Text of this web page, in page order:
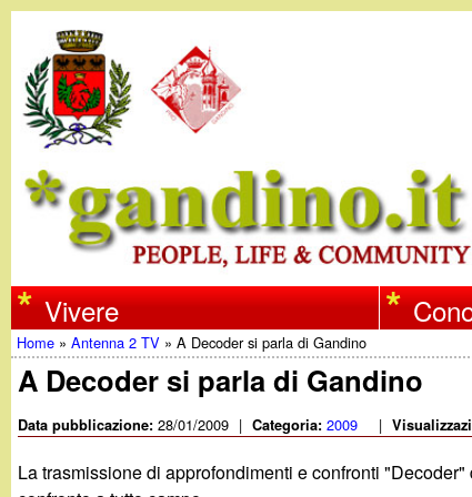
w
w
w
.
Vivere
Tu
sei
qui
Home »Antenna 2 TV »A Decoder si parla di Gandino
A Decoder si parla di Gandino
Data pubblicazione:28/01/2009 | Categoria:2009 |
La trasmissione di approfondimenti e confronti